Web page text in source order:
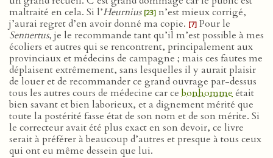
maltraité en cela. Si l’Heurnius [23] n’est mieux corrigé,
j’aurai regret d’en avoir donné ma copie. [7] Pour le
Sennertus, je le recommande tant qu’il m’est possible à mes
écoliers et autres qui se rencontrent, principalement aux
provinciaux et médecins de campagne ; mais ces fautes me
déplaisent extrêmement, sans lesquelles il y aurait plaisir
de louer et de recommander ce grand ouvrage par-dessus
tous les autres cours de médecine car cebonhommeétait
bien savant et bien laborieux, et a dignement mérité que
toute la postérité fasse état de son nom et de son mérite. Si
le correcteur avait été plus exact en son devoir, ce livre
serait à préférer à beaucoup d’autres et presque à tous ceux
qui ont eu même dessein que lui.